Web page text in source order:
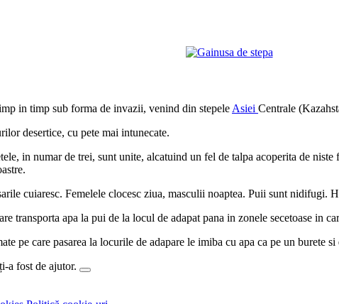
in timp sub forma de invazii, venind din stepele Asiei Centrale
desertice, cu pete mai intunecate.
in numar de trei, sunt unite, alcatuind un fel de talpa acoperita de
cuiaresc. Femelele clocesc ziua, masculii noaptea. Puii sunt nidifugi.
transporta apa la pui de la locul de adapat pana in zonele secetoase in
pe care pasarea la locurile de adapare le imiba cu apa ca pe un burete
a fost de ajutor.